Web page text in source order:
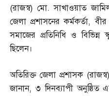
(রাজস্ব) মো.সাখাওয়াত
জেলা প্রশাসনের কর্মকর্তা,বীর
সমাজের প্রতিনিধি ও বিভিন্ন
ছিলেন।
অতিরিক্ত জেলা প্রশাসক (রাজস্ব)
জানান, ৩ দিনব্যাপী অনুষ্ঠিত